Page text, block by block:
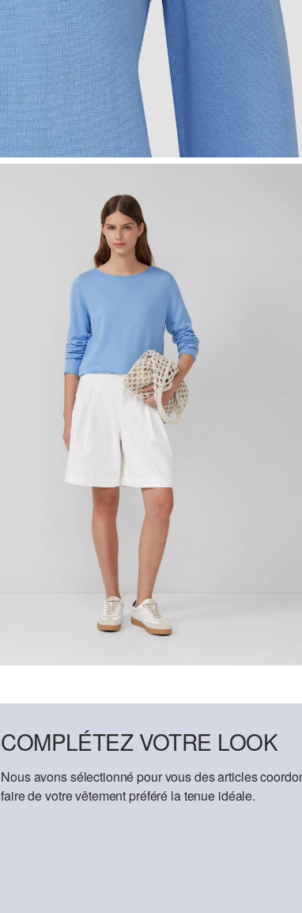
COMPLÉTEZ VOTRE LOOK
Nous avons sélectionné pour vous des articles
faire de votre vêtement préféré la tenue idéale.